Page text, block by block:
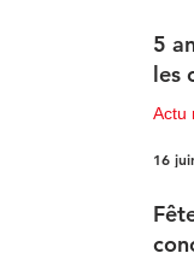
5
les
Actu
16